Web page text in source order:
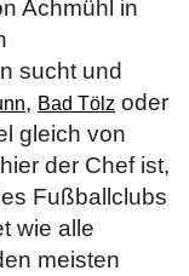
Achmühl in
sucht und
, Bad Tölz oder
gleich von
der Chef ist,
Fußballclubs
wie alle
meisten